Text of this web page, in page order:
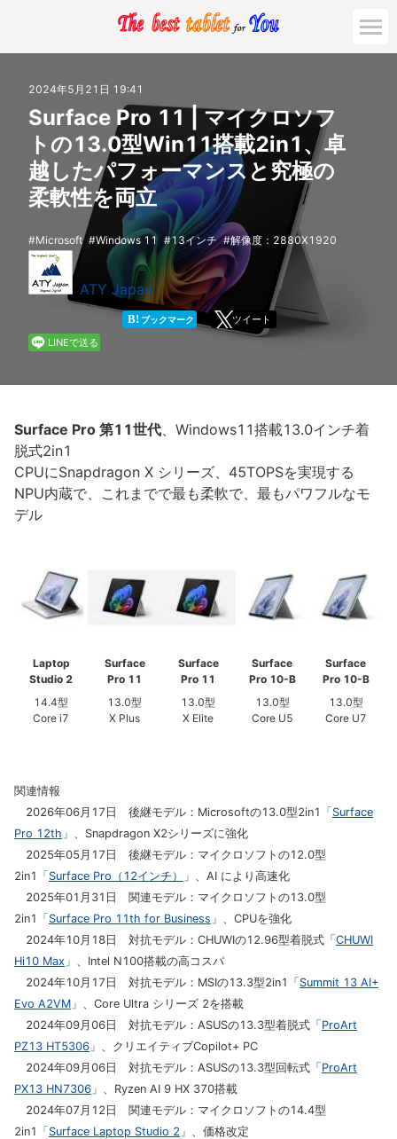
活用対策と事例
主要機種の比較
ゲーミング
法人向け
2024年5月21日 19:41
Surface Pro 11 | マイクロソフ
トの13.0型Win11搭載2in1、卓
越したパフォーマンスと究極の
柔軟性を両立
Microsoft Windows 11 13インチ 解像度：2880X1920
ATY Japan
B! ブックマーク
ツイート
LINEで送る
Surface Pro 第11世代、Windows11搭載13.0インチ着
脱式2in1
CPUにSnapdragon X シリーズ、45TOPSを実現する
NPU内蔵で、これまでで最も柔軟で、最もパワフルなモ
デル
Laptop
Studio 2
14.4型
Core i7
Surface
Pro 11
13.0型
X Plus
Surface
Pro 11
13.0型
X Elite
Surface
Pro 10-B
13.0型
Core U5
Surface
Pro 10-B
13.0型
Core U7
関連情報
2026年06月17日 後継モデル：Microsoftの13.0型2in1「 Surface
Pro 12th 」、Snapdragon X2シリーズに強化
2025年05月17日 後継モデル：マイクロソフトの12.0型
2in1「 Surface Pro（12インチ）
」、AI により高速化
2025年01月31日 関連モデル：マイクロソフトの13.0型
2in1「 Surface Pro 11th for Business 」、CPUを強化
2024年10月18日 対抗モデル：CHUWIの12.96型着脱式「 CHUWI
Hi10 Max 」、Intel N100搭載の高コスパ
2024年10月17日 対抗モデル：MSIの13.3型2in1「 Summit 13 AI+
Evo A2VM 」、Core Ultra シリーズ 2を搭載
2024年09月06日 対抗モデル：ASUSの13.3型着脱式「 ProArt
PZ13 HT5306 」、クリエイティブCopilot+ PC
2024年09月06日 対抗モデル：ASUSの13.3型回転式「 ProArt
PX13 HN7306 」、Ryzen AI 9 HX 370搭載
2024年07月12日 関連モデル：マイクロソフトの14.4型
2in1「 Surface Laptop Studio 2 」、価格改定